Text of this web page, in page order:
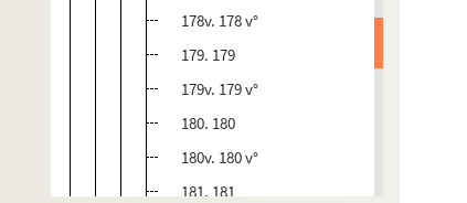
178v. 178 v°
179. 179
179v. 179 v°
180. 180
180v. 180 v°
181. 181